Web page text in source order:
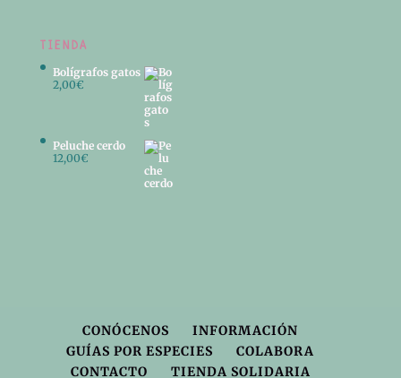
TIENDA
Bolígrafos gatos
2,00€
Peluche cerdo
12,00€
CONÓCENOS
INFORMACIÓN
GUÍAS POR ESPECIES
COLABORA
CONTACTO
TIENDA SOLIDARIA